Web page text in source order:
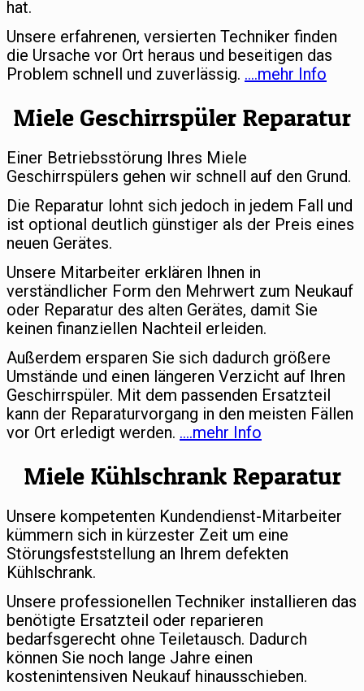
hat.
Unsere erfahrenen, versierten Techniker finden
die Ursache vor Ort heraus und beseitigen das
Problem schnell und zuverlässig. ….mehr Info
Miele Geschirrspüler Reparatur
Einer Betriebsstörung Ihres Miele
Geschirrspülers gehen wir schnell auf den Grund.
Die Reparatur lohnt sich jedoch in jedem Fall und
ist optional deutlich günstiger als der Preis eines
neuen Gerätes.
Unsere Mitarbeiter erklären Ihnen in
verständlicher Form den Mehrwert zum Neukauf
oder Reparatur des alten Gerätes, damit Sie
keinen finanziellen Nachteil erleiden.
Außerdem ersparen Sie sich dadurch größere
Umstände und einen längeren Verzicht auf Ihren
Geschirrspüler. Mit dem passenden Ersatzteil
kann der Reparaturvorgang in den meisten Fällen
vor Ort erledigt werden. ….mehr Info
Miele Kühlschrank Reparatur
Unsere kompetenten Kundendienst-Mitarbeiter
kümmern sich in kürzester Zeit um eine
Störungsfeststellung an Ihrem defekten
Kühlschrank.
Unsere professionellen Techniker installieren das
benötigte Ersatzteil oder reparieren
bedarfsgerecht ohne Teiletausch. Dadurch
können Sie noch lange Jahre einen
kostenintensiven Neukauf hinausschieben.